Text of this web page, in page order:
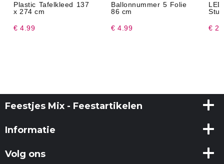
Plastic Tafelkleed 137
x 274 cm
€ 4.99
Ballonnummer 5 Folie
86 cm
€ 4.99 €
Feestjes Mix - Feestartikelen
Informatie
Volg ons